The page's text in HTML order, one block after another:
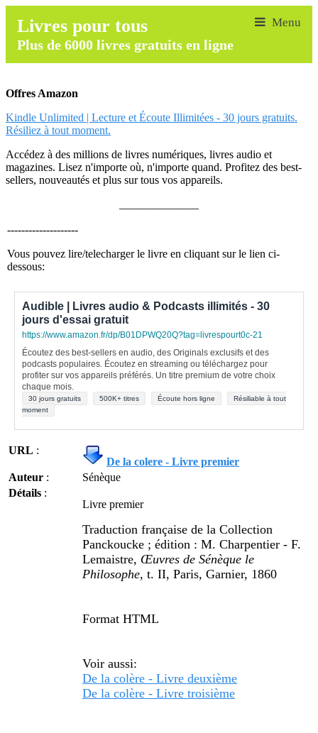
Livres pour tous
Plus de 6000 livres gratuits en ligne
Offres Amazon
Kindle Unlimited | Lecture et Écoute Illimitées - 30 jours gratuits.
Résiliez à tout moment.
Accédez à des millions de livres numériques, livres audio et
magazines. Lisez n'importe où, n'importe quand. Profitez des best-
sellers, nouveautés et plus sur tous vos appareils.
--------------------
Vous pouvez lire/telecharger le livre en cliquant sur le lien ci-
dessous:
Audible | Livres audio & Podcasts illimités - 30
jours d'essai gratuit
https://www.amazon.fr/dp/B01DPWQ20Q?tag=livrespourt0c-21
Écoutez des best-sellers en audio, des Originals exclusifs et des
podcasts populaires. Écoutez en streaming ou téléchargez pour
profiter sur vos appareils préférés. Un titre premium de votre choix
chaque mois.
30 jours gratuits 500K+ titres Écoute hors ligne
Résiliable à tout
moment
URL :
De la colere - Livre premier
Auteur :
Sénèque
Détails :
Livre premier
Traduction française de la Collection
Panckoucke ; édition : M. Charpentier - F.
Lemaistre, Œuvres de Sénèque le
Philosophe, t. II, Paris, Garnier, 1860
Format HTML
Voir aussi:
De la colère - Livre deuxième
De la colère - Livre troisième